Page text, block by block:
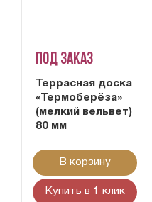
Под заказ
Террасная доска
«Термоберёза»
(мелкий вельвет)
80 мм
В корзину
Купить в 1 клик